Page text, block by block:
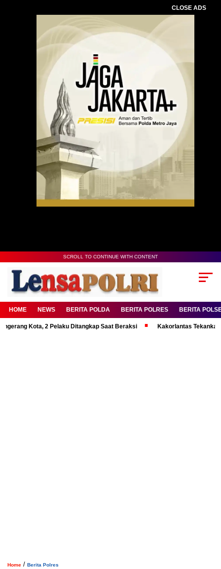
CLOSE ADS
SCROLL TO CONTINUE WITH CONTENT
HOME NEWS BERITA POLDA BERITA POLRES BERITA
2 Pelaku Ditangkap Saat Beraksi Kakorlantas Tekankan Mental
Home / Berita Polres